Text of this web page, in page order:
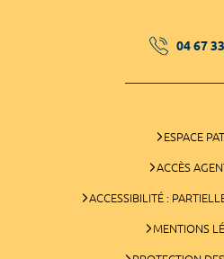
04 67
ESPACE
ACCÈS
ACCESSIBILITÉ :
MENTIONS